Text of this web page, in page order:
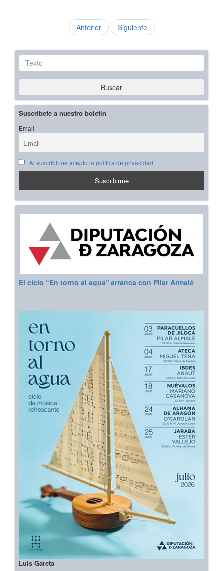
Anterior Siguiente
Texto
Buscar
Suscríbete a nuestro boletín
Email
Al suscribirme acepto la política de privacidad
El ciclo “En torno al agua” arranca con Pilar Armalé
Luis Gareta